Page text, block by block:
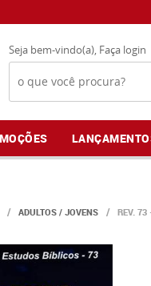
Seja bem-vindo(a), Faça login
ADULTOS / JOVENS REV. 73